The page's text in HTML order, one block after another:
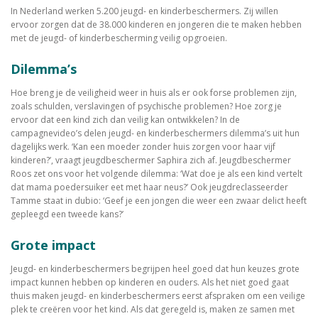
In Nederland werken 5.200 jeugd- en kinderbeschermers. Zij willen
ervoor zorgen dat de 38.000 kinderen en jongeren die te maken hebben
met de jeugd- of kinderbescherming veilig opgroeien.
Dilemma’s
Hoe breng je de veiligheid weer in huis als er ook forse problemen zijn,
zoals schulden, verslavingen of psychische problemen? Hoe zorg je
ervoor dat een kind zich dan veilig kan ontwikkelen? In de
campagnevideo’s delen jeugd- en kinderbeschermers dilemma’s uit hun
dagelijks werk. ‘Kan een moeder zonder huis zorgen voor haar vijf
kinderen?’, vraagt jeugdbeschermer Saphira zich af. Jeugdbeschermer
Roos zet ons voor het volgende dilemma: ‘Wat doe je als een kind vertelt
dat mama poedersuiker eet met haar neus?’ Ook jeugdreclasseerder
Tamme staat in dubio: ‘Geef je een jongen die weer een zwaar delict heeft
gepleegd een tweede kans?’
Grote impact
Jeugd- en kinderbeschermers begrijpen heel goed dat hun keuzes grote
impact kunnen hebben op kinderen en ouders. Als het niet goed gaat
thuis maken jeugd- en kinderbeschermers eerst afspraken om een veilige
plek te creëren voor het kind. Als dat geregeld is, maken ze samen met